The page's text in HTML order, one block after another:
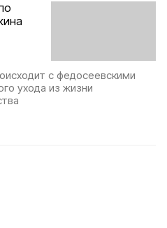
с федосеевскими
ухода из жизни